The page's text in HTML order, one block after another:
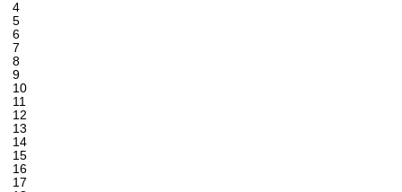
4
5
6
7
8
9
10
11
12
13
14
15
16
17